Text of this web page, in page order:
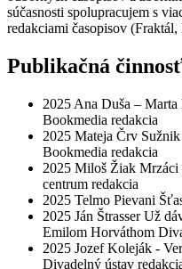
súčasnosti spolupracujem s
redakciami časopisov
Publikačná
2025 Ana Duša – Marta
Bookmedia redakcia
2025 Mateja Črv
Bookmedia redakcia
2025 Miloš Žiak Mrzáci
centrum redakcia
2025 Telmo Pievani
2025 Ján Štrasser Už
Emilom Horváthom
2025 Jozef Koleják -
Divadelný ústav